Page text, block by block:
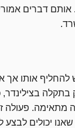
דברים
להחליף אותו אך
מתאימה.
יכולים לבצע